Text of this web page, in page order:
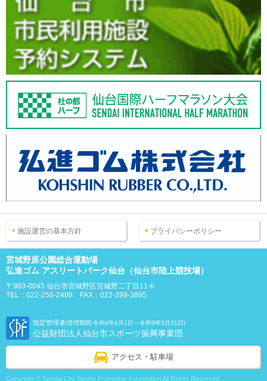
施設運営の基本方針 プライバシーポリシー
宮城野原公園総合運動場
弘進ゴム アスリートパーク仙台（仙台市陸上競技場）
〒983-0045 仙台市宮城野区宮城野二丁目11-6
TEL：022-256-2488 FAX：022-299-3895
指定管理者(管理期間:令和4年4月1日～令和9年3月31日)
公益財団法人仙台市スポーツ振興事業団
アクセス・駐車場
Copyright © Sendai City Sports Promotion Foundation All Rights Reserved.